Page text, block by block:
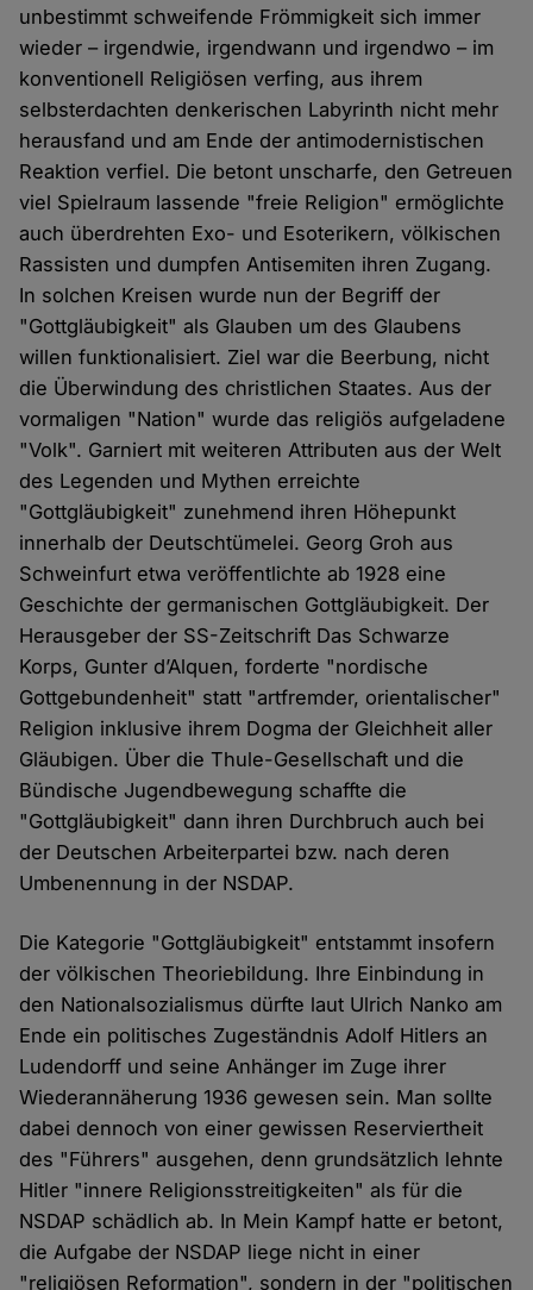
unbestimmt schweifende Frömmigkeit sich immer
wieder – irgendwie, irgendwann und irgendwo – im
konventionell Religiösen verfing, aus ihrem
selbsterdachten denkerischen Labyrinth nicht mehr
herausfand und am Ende der antimodernistischen
Reaktion verfiel. Die betont unscharfe, den Getreuen
viel Spielraum lassende "freie Religion" ermöglichte
auch überdrehten Exo- und Esoterikern, völkischen
Rassisten und dumpfen Antisemiten ihren Zugang.
In solchen Kreisen wurde nun der Begriff der
"Gottgläubigkeit" als Glauben um des Glaubens
willen funktionalisiert. Ziel war die Beerbung, nicht
die Über­windung des christlichen Staates. Aus der
vormaligen "Nation" wurde das religiös aufgeladene
"Volk". Garniert mit weiteren Attributen aus der Welt
des Legenden und Mythen erreichte
"Gottgläubigkeit" zunehmend ihren Höhepunkt
innerhalb der Deutschtümelei. Georg Groh aus
Schweinfurt etwa veröffentlichte ab 1928 eine
Geschichte der germanischen Gottgläubigkeit. Der
Herausgeber der SS-Zeitschrift Das Schwarze
Korps, Gunter d’Alquen, forderte "nordische
Gottgebundenheit" statt "artfremder, orientalischer"
Religion inklusive ihrem Dogma der Gleichheit aller
Gläubigen. Über die Thule-Gesellschaft und die
Bündische Jugendbewegung schaffte die
"Gottgläubigkeit" dann ihren Durchbruch auch bei
der Deutschen Arbeiterpartei bzw. nach deren
Umbenennung in der NSDAP.
Die Kategorie "Gottgläubigkeit" entstammt insofern
der völkischen Theoriebildung. Ihre Einbindung in
den Nationalsozialismus dürfte laut Ulrich Nanko am
Ende ein politisches Zu­geständnis Adolf Hitlers an
Ludendorff und seine Anhänger im Zuge ihrer
Wiederannäherung 1936 gewesen sein. Man sollte
dabei dennoch von einer gewissen Reserviertheit
des "Führers" ausgehen, denn grundsätzlich lehnte
Hitler "innere Religionsstreitigkeiten" als für die
NSDAP schädlich ab. In Mein Kampf hatte er betont,
die Aufgabe der NSDAP liege nicht in einer
"religiösen Reformation", sondern in der "politischen